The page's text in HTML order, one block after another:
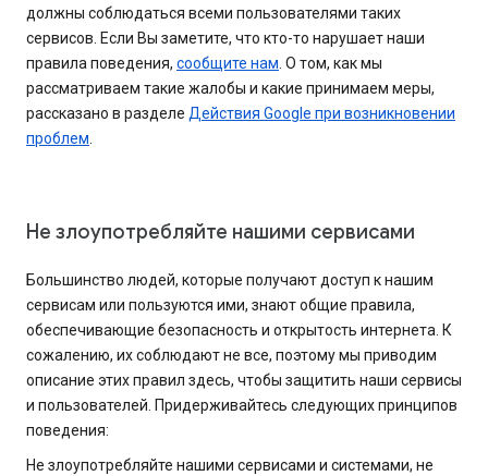
должны соблюдаться всеми пользователями таких
сервисов. Если Вы заметите, что кто-то нарушает наши
правила поведения, сообщите нам. О том, как мы
рассматриваем такие жалобы и какие принимаем меры,
рассказано в разделе Действия Google при возникновении
проблем.
Не злоупотребляйте нашими сервисами
Большинство людей, которые получают доступ к нашим
сервисам или пользуются ими, знают общие правила,
обеспечивающие безопасность и открытость интернета. К
сожалению, их соблюдают не все, поэтому мы приводим
описание этих правил здесь, чтобы защитить наши сервисы
и пользователей. Придерживайтесь следующих принципов
поведения:
Не злоупотребляйте нашими сервисами и системами, не